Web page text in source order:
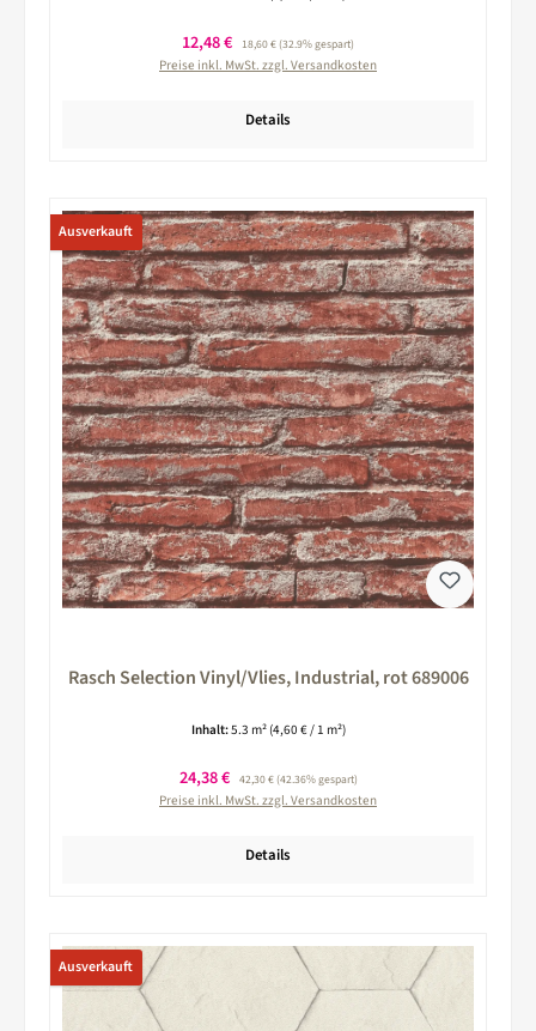
Verkaufspreis:
12,48 € Regulärer Preis:
18,60 €(32.9% gespart)
Preise inkl. MwSt. zzgl. Versandkosten
Details
Ausverkauft
Rasch Selection Vinyl/Vlies, Industrial, rot 689006
Inhalt:5.3 m² (4,60 € / 1 m²)
Verkaufspreis:
24,38 € Regulärer Preis:
42,30 €(42.36% gespart)
Preise inkl. MwSt. zzgl. Versandkosten
Details
Ausverkauft